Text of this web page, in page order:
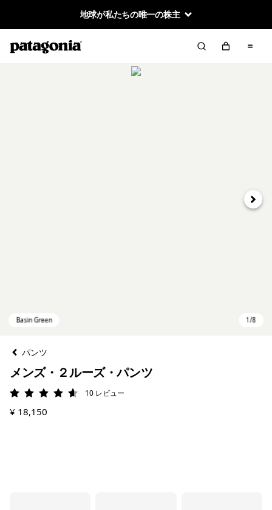
地球が私たちの唯一の株主
次へ
パンツ
メンズ・２ルーズ・パンツ
評価: 4.6 / 5
10 レビュー
¥ 18,150